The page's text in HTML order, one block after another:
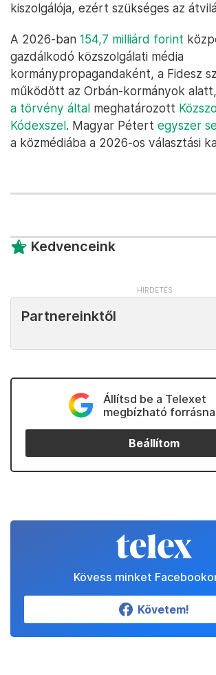
kiszolgálója, ezért szükséges az
A 2026-ban 154,7 milliárd forint
gazdálkodó közszolgálati média
kormánypropagandaként, a Fidesz
működött az Orbán-kormányok
a törvény által meghatározott
Kódexszel. Magyar Pétert egyszer
a közmédiába a 2026-os választási
Kedvenceink
Partnereinktől
Állítsd be a Telexet
megbízható
Beállítom
Kövess minket
Követem!